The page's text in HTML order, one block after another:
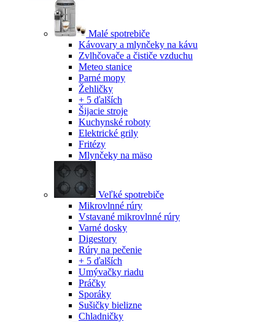
Malé spotrebiče
Kávovary a mlynčeky na kávu
Zvlhčovače a čističe vzduchu
Meteo stanice
Parné mopy
Žehličky
+ 5 ďalších
Šijacie stroje
Kuchynské roboty
Elektrické grily
Fritézy
Mlynčeky na mäso
Veľké spotrebiče
Mikrovlnné rúry
Vstavané mikrovlnné rúry
Varné dosky
Digestory
Rúry na pečenie
+ 5 ďalších
Umývačky riadu
Práčky
Sporáky
Sušičky bielizne
Chladničky